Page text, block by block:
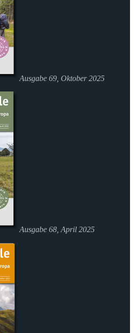
Ausgabe 69, Oktober 2025
Ausgabe 68, April 2025